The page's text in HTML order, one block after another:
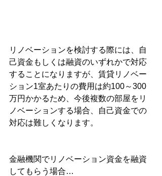
リノベーションを検討する際には、自
己資金もしくは融資のいずれかで対応
することになりますが、賃貸リノベー
ション1室あたりの費用は約100～300
万円かかるため、今後複数の部屋をリ
ノベーションする場合、自己資金での
対応は難しくなります。
金融機関でリノベーション資金を融資
してもらう場合…